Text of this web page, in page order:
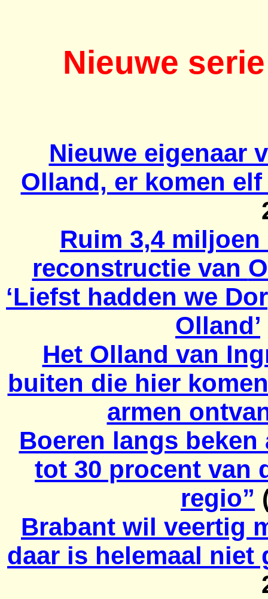
Nieuwe
Nieuwe eigenaar
Olland, er komen
Ruim 3,4
reconstructie van
‘Liefst hadden we
Olland’
Het Olland van
buiten die hier
armen
Boeren langs beken
tot 30 procent van
regio”
Brabant wil veertig
daar is helemaal